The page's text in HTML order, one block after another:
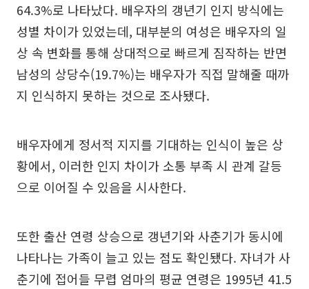
64.3%로 나타났다. 배우자의 갱년기 인지 방식에는
성별 차이가 있었는데, 대부분의 여성은 배우자의 일
상 속 변화를 통해 상대적으로 빠르게 짐작하는 반면
남성의 상당수(19.7%)는 배우자가 직접 말해줄 때까
지 인식하지 못하는 것으로 조사됐다.
배우자에게 정서적 지지를 기대하는 인식이 높은 상
황에서, 이러한 인지 차이가 소통 부족 시 관계 갈등
으로 이어질 수 있음을 시사한다.
또한 출산 연령 상승으로 갱년기와 사춘기가 동시에
나타나는 가족이 늘고 있는 점도 확인됐다. 자녀가 사
춘기에 접어들 무렵 엄마의 평균 연령은 1995년 41.5